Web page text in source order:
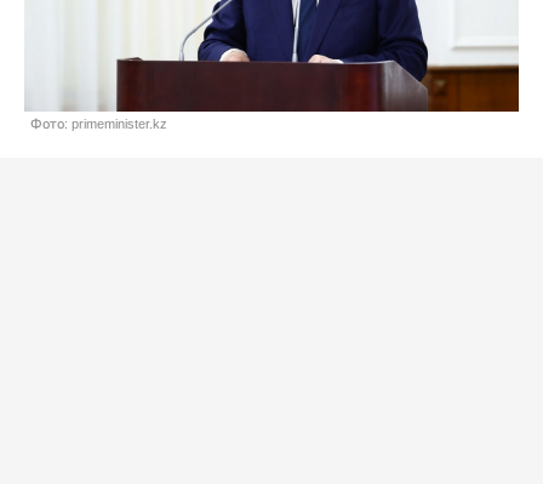
Фото: primeminister.kz